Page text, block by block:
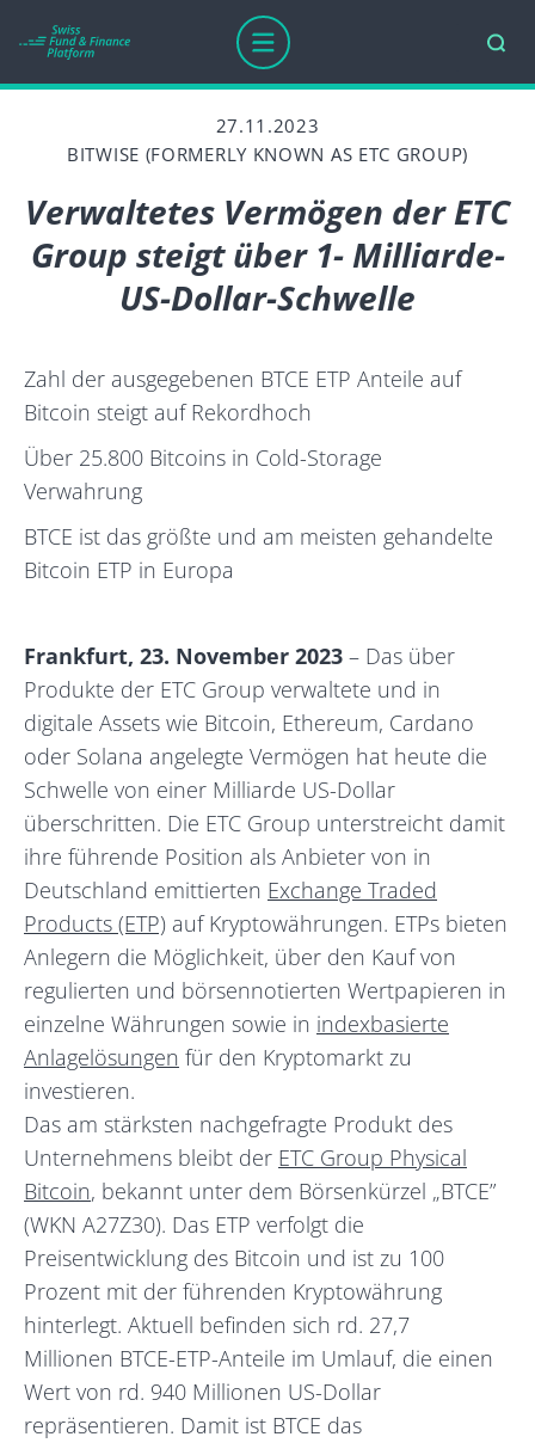
27.11.2023
BITWISE (FORMERLY KNOWN AS ETC GROUP)
Verwaltetes Vermögen der ETC
Group steigt über 1- Milliarde-
US-Dollar-Schwelle
Zahl der ausgegebenen BTCE ETP Anteile auf
Bitcoin steigt auf Rekordhoch
Über 25.800 Bitcoins in Cold-Storage
Verwahrung
BTCE ist das größte und am meisten gehandelte
Bitcoin ETP in Europa
Frankfurt, 23. November 2023 – Das über
Produkte der ETC Group verwaltete und in
digitale Assets wie Bitcoin, Ethereum, Cardano
oder Solana angelegte Vermögen hat heute die
Schwelle von einer Milliarde US-Dollar
überschritten. Die ETC Group unterstreicht damit
ihre führende Position als Anbieter von in
Deutschland emittierten Exchange Traded
Products (ETP) auf Kryptowährungen. ETPs bieten
Anlegern die Möglichkeit, über den Kauf von
regulierten und börsennotierten Wertpapieren in
einzelne Währungen sowie in indexbasierte
Anlagelösungen für den Kryptomarkt zu
investieren.
Das am stärksten nachgefragte Produkt des
Unternehmens bleibt der ETC Group Physical
Bitcoin, bekannt unter dem Börsenkürzel „BTCE”
(WKN A27Z30). Das ETP verfolgt die
Preisentwicklung des Bitcoin und ist zu 100
Prozent mit der führenden Kryptowährung
hinterlegt. Aktuell befinden sich rd. 27,7
Millionen BTCE-ETP-Anteile im Umlauf, die einen
Wert von rd. 940 Millionen US-Dollar
repräsentieren. Damit ist BTCE das